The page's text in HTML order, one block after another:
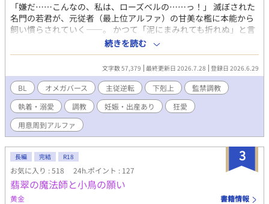
「嫌だ……こんなの、私は、ローズベルの……っ！」 滅ぼされた
名門の若君が、元従者（最上位アルファ）の甘美な檻に本能から
飼い慣らされていく――。 かつて「泥にまみれても折れぬ」と言
われた誇り高き若君・カール。 彼は今、実家を滅ぼした冷徹な元
従者・アッシュの腕の中で、小鳥のように大人しく食事を口元へ
運ばれている。 シルクの擦れる音と高級な洋菓子の香りに満ちた
「閉じられた寝室」。 そこは、アッシュがカールのために用意し
た、あまりにも甘やかで歪んだ調教の檻だった。 最初は屈辱に震
えていたカール。 しかし、熟成したラム酒のような濃厚なアルフ
ァの覇気に当てられ、首の後ろに刻まれた「番の噛み痕」を愛撫
されるたび、オメガの肉体は嘘をつけずに愛蜜を溢れさせてしま
う。 アッシュの裏の顔、カールのすべてを支配するアルファの傲
崩壊してゆく――。 神と崇めたオメガを手折る、執着監禁オメガ
バース！ ※この物語はオメガバースを舞台とした架空の世界であ
り、男性の妊娠・出産等の描写があります。苦手な方はご注意く
ださい。
続きを読む
文字数 57,379 最終更新日 2026.7.28 登録日 2026.6.29
BL オメガバース 主従逆転 下剋上
監禁調教
執着・溺愛
調教 妊娠・出産あり
狂愛
用意周到アルファ
3
長編 完結 R18
お気に入り : 518 24h.ポイント : 127
翡翠の魔法師と小鳥の願い
黄金 書籍情報